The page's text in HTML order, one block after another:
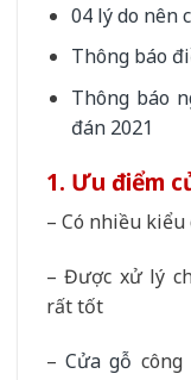
04 lý do nên
Thông báo
Thông báo
đán 2021
1. Ưu điểm
– Có nhiều
– Được xử lý
rất tốt
–Cửa gỗ